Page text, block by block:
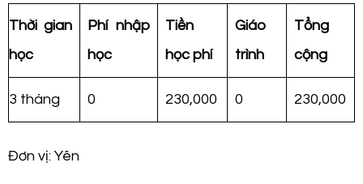
Thời gian
học
Phí nhập
học
Tiền
học phí
Giáo
trình
Tổng
cộng
3 tháng 0 230,000 0 230,000
Đơn vị: Yên